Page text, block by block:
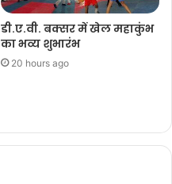
डी.ए.वी. बक्सर में खेल महाकुंभ
का भव्य शुभारंभ
20 hours ago